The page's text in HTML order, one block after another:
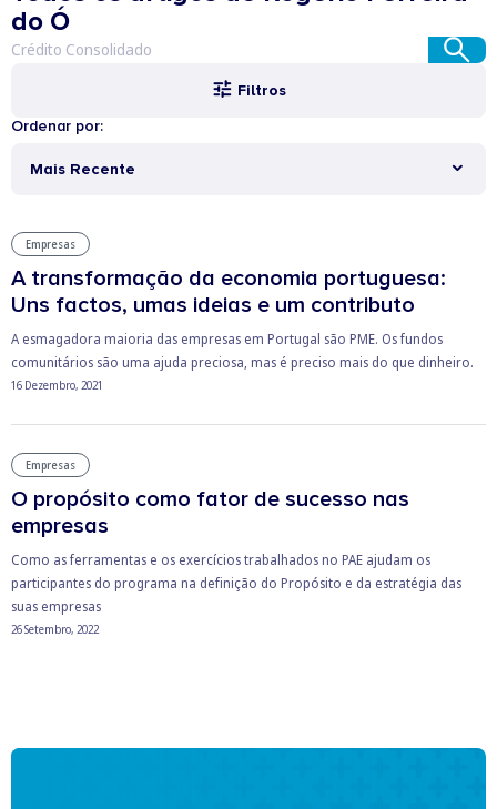
do Ó
Filtros
Ordenar por:
Mais Recente
Empresas
A transformação da economia portuguesa:
Uns factos, umas ideias e um contributo
A esmagadora maioria das empresas em Portugal são PME. Os fundos
comunitários são uma ajuda preciosa, mas é preciso mais do que dinheiro.
16 Dezembro, 2021
Empresas
O propósito como fator de sucesso nas
empresas
Como as ferramentas e os exercícios trabalhados no PAE ajudam os
participantes do programa na definição do Propósito e da estratégia das
suas empresas
26 Setembro, 2022